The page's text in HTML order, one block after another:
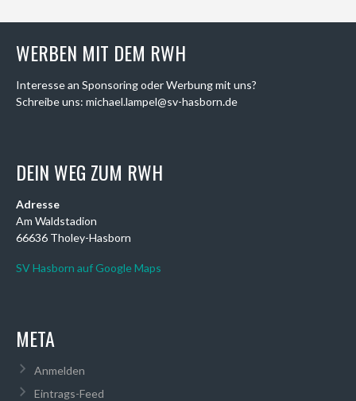
WERBEN MIT DEM RWH
Interesse an Sponsoring oder Werbung mit uns?
Schreibe uns: michael.lampel@sv-hasborn.de
DEIN WEG ZUM RWH
Adresse
Am Waldstadion
66636 Tholey-Hasborn
SV Hasborn auf Google Maps
META
Anmelden
Eintrags-Feed